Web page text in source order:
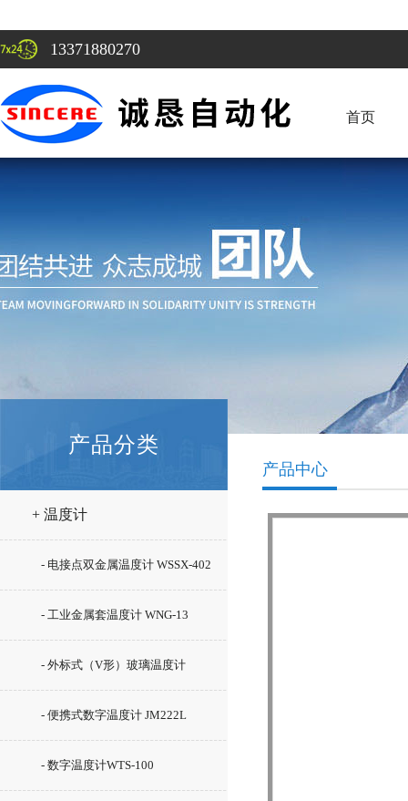
13371880270
首页
产品分类
+ 温度计
- 电接点双金属温度计 WSSX-402
- 工业金属套温度计 WNG-13
- 外标式（V形）玻璃温度计
WLY-12
- 便携式数字温度计 JM222L
- 数字温度计WTS-100
产品中心